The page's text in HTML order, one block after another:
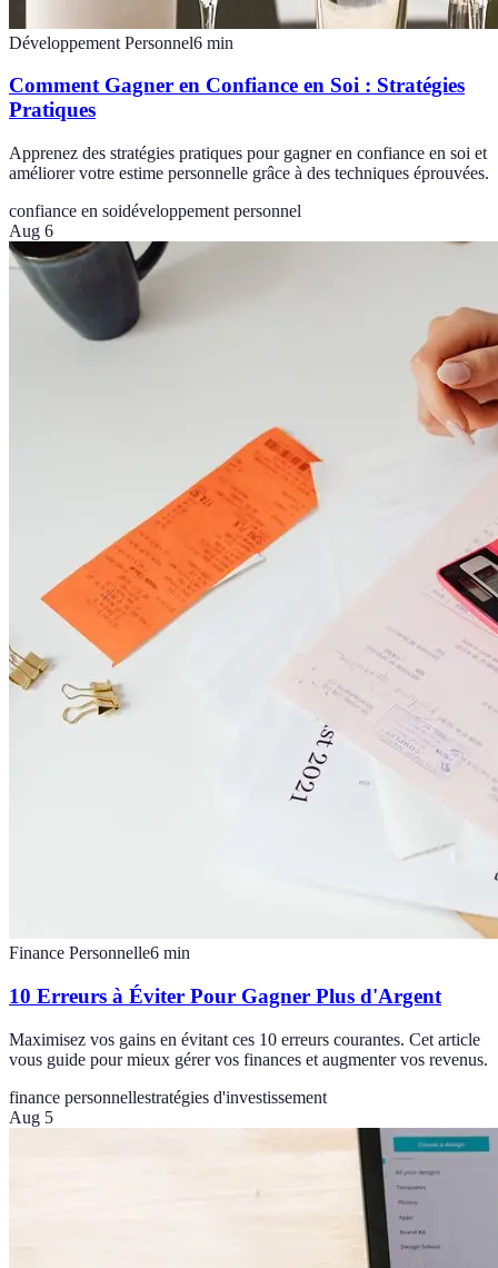
Développement Personnel6 min
Comment Gagner en Confiance en Soi : Stratégies
Pratiques
Apprenez des stratégies pratiques pour gagner en confiance en soi et
améliorer votre estime personnelle grâce à des techniques éprouvées.
confiance en soidéveloppement personnel
Aug 6
Finance Personnelle6 min
10 Erreurs à Éviter Pour Gagner Plus d'Argent
Maximisez vos gains en évitant ces 10 erreurs courantes. Cet article
vous guide pour mieux gérer vos finances et augmenter vos revenus.
finance personnellestratégies d'investissement
Aug 5